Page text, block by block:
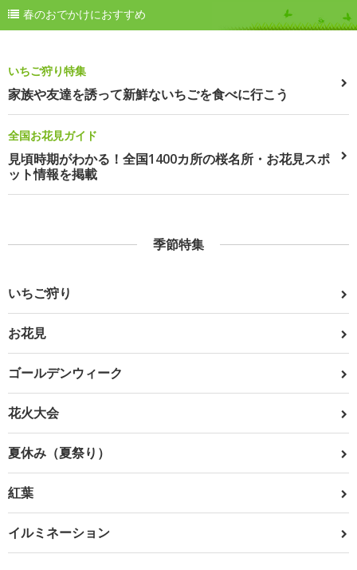
春のおでかけにおすすめ
いちご狩り特集
家族や友達を誘って新鮮ないちごを食べに行こう
全国お花見ガイド
見頃時期がわかる！全国1400カ所の桜名所・お花見スポ
ット情報を掲載
季節特集
いちご狩り
お花見
ゴールデンウィーク
花火大会
夏休み（夏祭り）
紅葉
イルミネーション